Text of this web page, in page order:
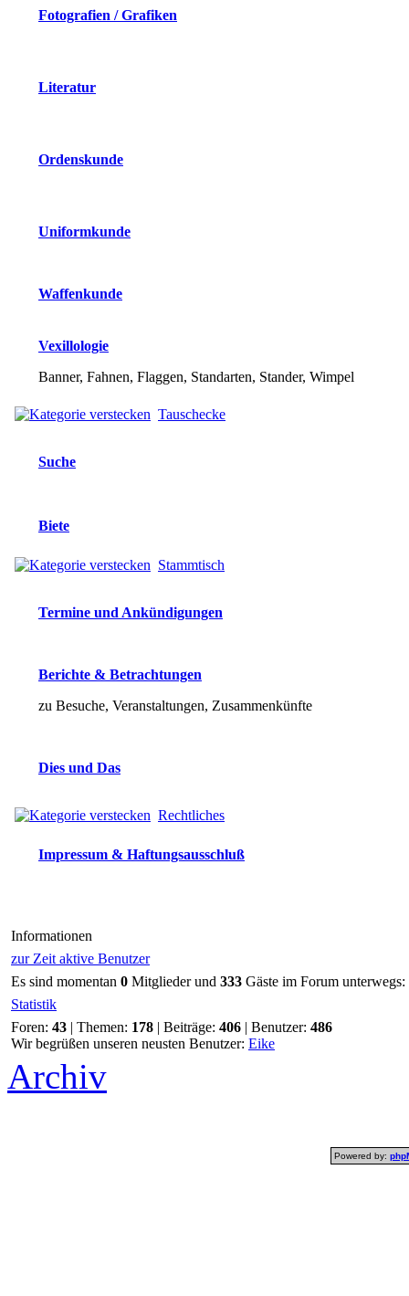
Fotografien / Grafiken
Literatur
Ordenskunde
Uniformkunde
Waffenkunde
Vexillologie
Banner, Fahnen, Flaggen, Standarten, Stander, Wimpel
Tauschecke
Suche
Biete
Stammtisch
Termine und Ankündigungen
Berichte & Betrachtungen
zu Besuche, Veranstaltungen, Zusammenkünfte
Dies und Das
Rechtliches
Impressum & Haftungsausschluß
Informationen
zur Zeit aktive Benutzer
Es sind momentan 0 Mitglieder und 333 Gäste im Forum unterwegs:
Statistik
Foren: 43 | Themen: 178 | Beiträge: 406 | Benutzer: 486
Wir begrüßen unseren neusten Benutzer: Eike
Archiv
Powered by: